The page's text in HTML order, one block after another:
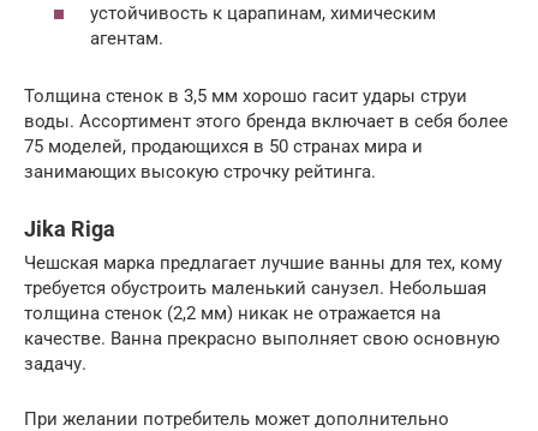
устойчивость к царапинам, химическим
агентам.
Толщина стенок в 3,5 мм хорошо гасит удары струи
воды. Ассортимент этого бренда включает в себя более
75 моделей, продающихся в 50 странах мира и
занимающих высокую строчку рейтинга.
Jika Riga
Чешская марка предлагает лучшие ванны для тех, кому
требуется обустроить маленький санузел. Небольшая
толщина стенок (2,2 мм) никак не отражается на
качестве. Ванна прекрасно выполняет свою основную
задачу.
При желании потребитель может дополнительно